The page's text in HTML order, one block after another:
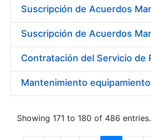
Showing 171 to 180 of 486 entries.